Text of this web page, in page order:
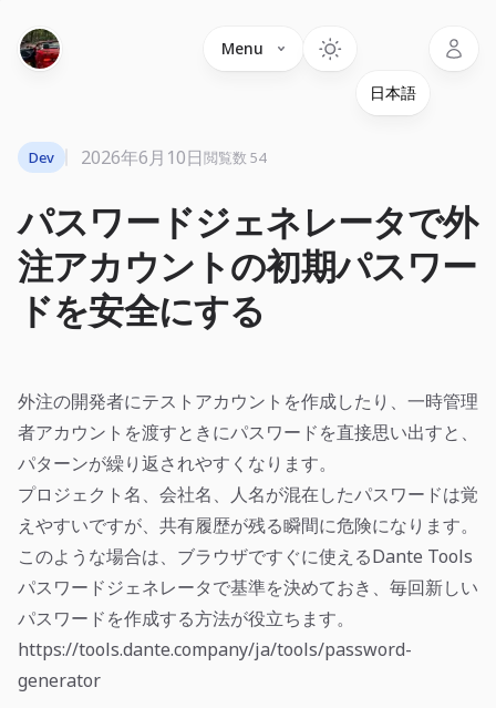
Menu
パスワードジェネレータで外
注アカウントの初期パスワー
ドを安全にする
Dev 2026年6月10日閲覧数 54
外注の開発者にテストアカウントを作成したり、一時管理
者アカウントを渡すときにパスワードを直接思い出すと、
パターンが繰り返されやすくなります。
プロジェクト名、会社名、人名が混在したパスワードは覚
えやすいですが、共有履歴が残る瞬間に危険になります。
このような場合は、ブラウザですぐに使えるDante Tools
パスワードジェネレータで基準を決めておき、毎回新しい
パスワードを作成する方法が役立ちます。
https://tools.dante.company/ja/tools/password-
generator